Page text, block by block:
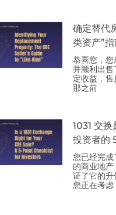
确定替代
类资产”指
恭喜您，您
并顺利出
定收益，
那之前
1031 交
投资者的
您已经完
的商业地
证了它的升
您正在考虑